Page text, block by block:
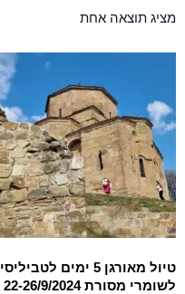
מציג תוצאה אחת
טיול מאורגן 5 ימים לטביליסי
לשומרי מסורת 22-26/9/2024